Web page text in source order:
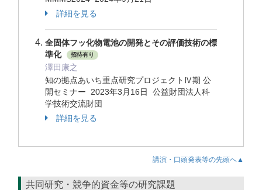
詳細を見る
全固体フッ化物電池の開発とその評価技術の標
準化
招待有り
澤田康之
知の拠点あいち重点研究プロジェクトⅣ期 公
開セミナー 2023年3月16日 公益財団法人科
学技術交流財団
詳細を見る
講演・口頭発表等の先頭へ▲
共同研究・競争的資金等の研究課題